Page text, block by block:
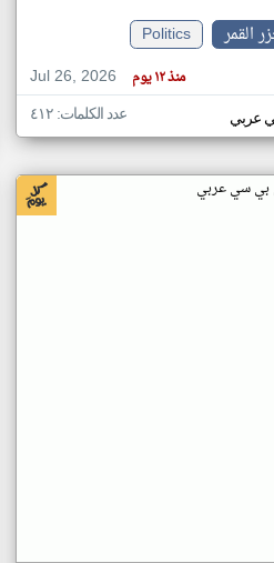
القمر
Politics
Jul 26, 2026
منذ ١٢ يوم
عربي عدد الكلمات: ٤١٢
بي سي عربي